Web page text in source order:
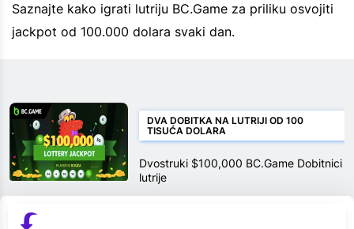
Saznajte kako igrati lutriju BC.Game za priliku osvojiti
jackpot od 100.000 dolara svaki dan.
DVA DOBITKA NA LUTRIJI OD 100
TISUĆA DOLARA
Dvostruki $100,000 BC.Game Dobitnici
lutrije